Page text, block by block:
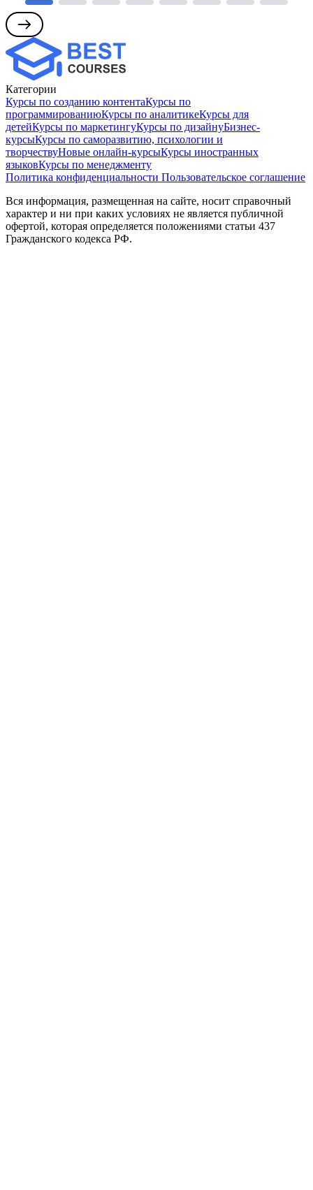
Категории
Курсы по созданию контентаКурсы по
программированиюКурсы по аналитикеКурсы для
детейКурсы по маркетингуКурсы по дизайнуБизнес-
курсыКурсы по саморазвитию, психологии и
творчествуНовые онлайн‑курсыКурсы иностранных
языковКурсы по менеджменту
Политика конфиденциальности Пользовательское соглашение
Вся информация, размещенная на сайте, носит справочный
характер и ни при каких условиях не является публичной
офертой, которая определяется положениями статьи 437
Гражданского кодекса РФ.